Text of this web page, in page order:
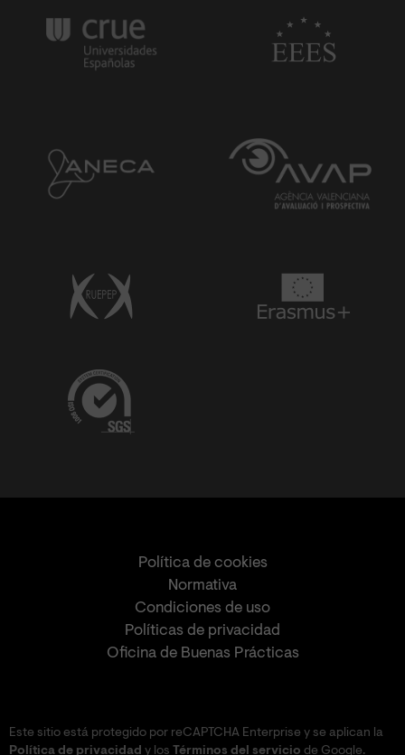
Política de cookies
Normativa
Condiciones de uso
Políticas de privacidad
Oficina de Buenas Prácticas
Este sitio está protegido por reCAPTCHA Enterprise y se aplican la
Política de privacidad y los Términos del servicio de Google.